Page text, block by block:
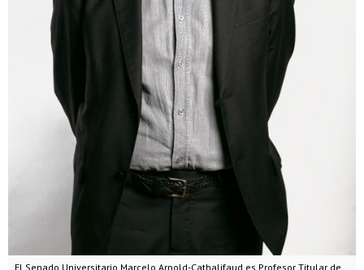
El Senado Universitario Marcelo Arnold-Cathalifaud es Profesor Titular de